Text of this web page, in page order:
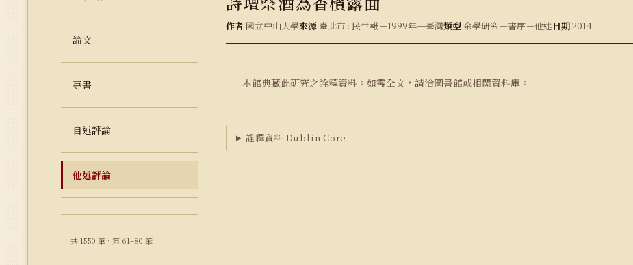
論文
專書
自述評論
他述評論
共 1550 筆 · 第 61–80 筆
作者 國立中山大學來源臺北市 : 民生報－1999年─臺灣類型 余學研究－書序－他述日期2014
本館典藏此研究之詮釋資料。如需全文，請洽圖書館或相關資料庫。
詮釋資料 Dublin Core